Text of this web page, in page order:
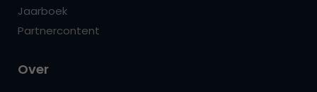
Jaarboek
Partnercontent
Over